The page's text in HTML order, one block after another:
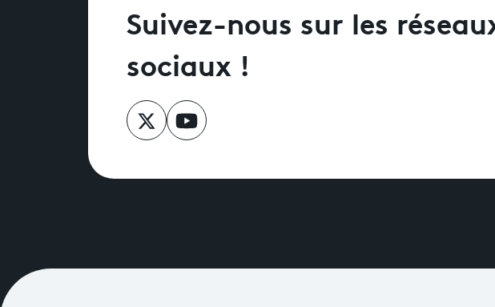
Suivez-nous sur les
sociaux !
Suivez-nous sur XSuivez-nous sur YouTube